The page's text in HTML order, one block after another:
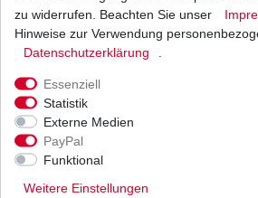
inkl. ges. MwSt. zzgl.
Versand
zu widerrufen. Beachten Sie unser
Hinweise zur Verwendung
Daten­schutz­erklärung
Essenziell
Statistik
Externe Medien
PayPal
Funktional
Weitere Einstellungen